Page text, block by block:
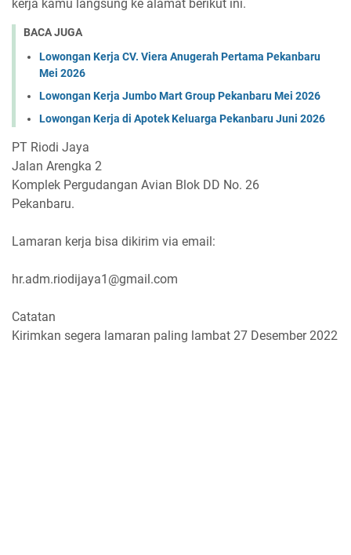
kerja kamu langsung ke alamat berikut ini.
BACA JUGA
Lowongan Kerja CV. Viera Anugerah Pertama Pekanbaru
Mei 2026
Lowongan Kerja Jumbo Mart Group Pekanbaru Mei 2026
Lowongan Kerja di Apotek Keluarga Pekanbaru Juni 2026
PT Riodi Jaya
Jalan Arengka 2
Komplek Pergudangan Avian Blok DD No. 26
Pekanbaru.
Lamaran kerja bisa dikirim via email:
hr.adm.riodijaya1@gmail.com
Catatan
Kirimkan segera lamaran paling lambat 27 Desember 2022